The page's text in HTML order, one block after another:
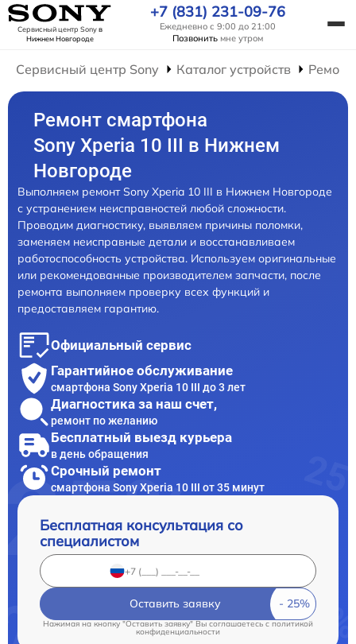
Сервисный центр Sonyв
Нижнем Новгороде
+7 (831) 231-09-76
Ежедневно с 9:00 до 21:00
Позвонить мне утром
Сервисный центр Sony Каталог устройств
Ремонт смартфона
Sony Xperia 10 III в Нижнем
Новгороде
Выполняем ремонт Sony Xperia 10 III в Нижнем Новгороде
с устранением неисправностей любой сложности.
Проводим диагностику, выявляем причины поломки,
заменяем неисправные детали и восстанавливаем
работоспособность устройства. Используем оригинальные
или рекомендованные производителем запчасти, после
ремонта выполняем проверку всех функций и
предоставляем гарантию.
Официальный сервис
Гарантийное обслуживание
смартфона Sony Xperia 10 III до 3 лет
Диагностика за наш счет,
ремонт по желанию
Бесплатный выезд курьера
в день обращения
Срочный ремонт
смартфона Sony Xperia 10 III от 35 минут
Бесплатная консультация со
специалистом
Оставить заявку
Нажимая на кнопку "Оставить заявку" Вы соглашаетесь cполитикой
конфиденциальности